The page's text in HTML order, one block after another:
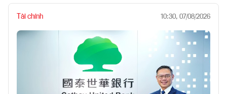
Tài chính 10:30, 07/08/2026